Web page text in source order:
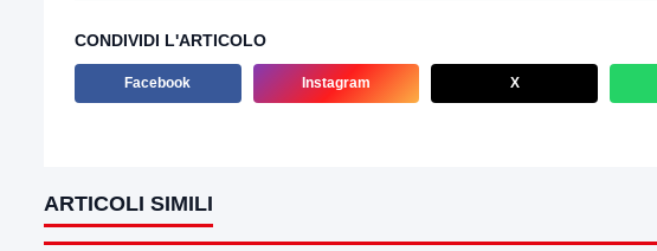
CONDIVIDI L'ARTICOLO
Facebook Instagram X
ARTICOLI SIMILI